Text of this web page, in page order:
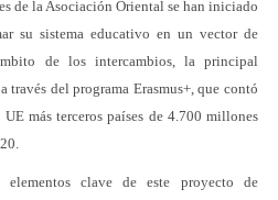
de la Asociación Oriental se han iniciado
su sistema educativo en un vector de
de los intercambios, la principal
del programa Erasmus+, que contó
más terceros países de 4.700 millones
clave de este proyecto de